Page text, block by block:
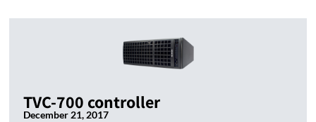
TVC-700 controller
December 21, 2017